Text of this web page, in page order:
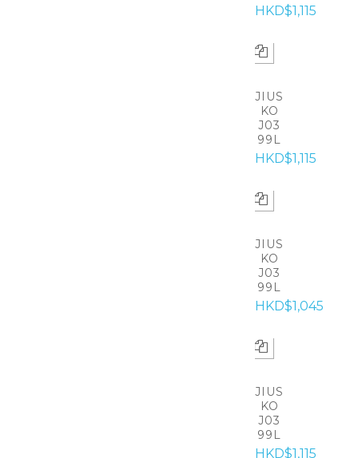
HKD$1,115
JIUS
KO
J03
99L
HKD$1,115
JIUS
KO
J03
99L
HKD$1,045
JIUS
KO
J03
99L
HKD$1,115